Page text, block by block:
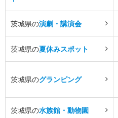
茨城県の演劇・講演会
茨城県の夏休みスポット
茨城県のグランピング
茨城県の水族館・動物園